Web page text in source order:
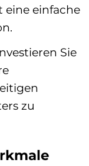
einfache
Sie
zu